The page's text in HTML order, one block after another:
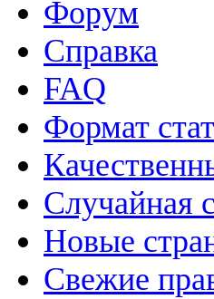
Форум
Справка
FAQ
Формат
Случайная
Новые
Свежие